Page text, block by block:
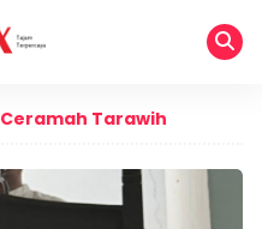
Ceramah Tarawih